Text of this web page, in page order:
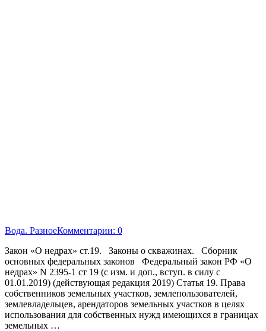
Вода. РазноеКомментарии: 0
Закон «О недрах» ст.19. Законы о скважинах. Сборник
основных федеральных законов Федеральный закон РФ «О
недрах» N 2395-1 ст 19 (с изм. и доп., вступ. в силу с
01.01.2019) (действующая редакция 2019) Статья 19. Права
собственников земельных участков, землепользователей,
землевладельцев, арендаторов земельных участков в целях
использования для собственных нужд имеющихся в границах
земельных …